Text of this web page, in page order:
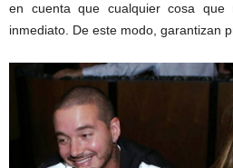
en cuenta que cualquier cosa
inmediato. De este modo, garantizan